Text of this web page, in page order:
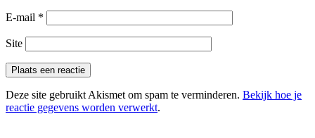
E-mail *
Site
Deze site gebruikt Akismet om spam te verminderen. Bekijk hoe je
reactie gegevens worden verwerkt.